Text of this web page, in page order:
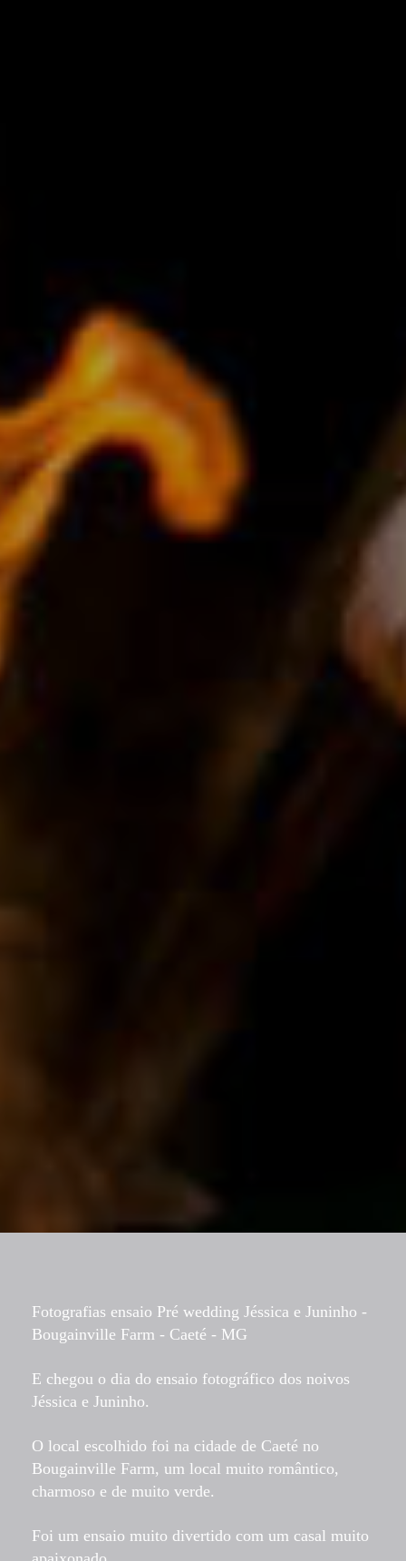
Fotografias ensaio Pré wedding Jéssica e Juninho -
Bougainville Farm - Caeté - MG
E chegou o dia do ensaio fotográfico dos noivos
Jéssica e Juninho.
O local escolhido foi na cidade de Caeté no
Bougainville Farm, um local muito romântico,
charmoso e de muito verde.
Foi um ensaio muito divertido com um casal muito